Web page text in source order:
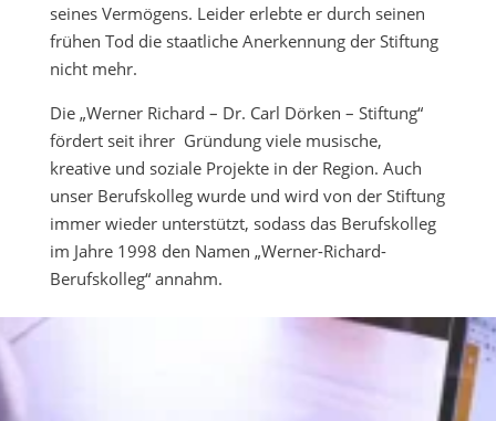
seines Vermögens. Leider erlebte er durch seinen
frühen Tod die staatliche Anerkennung der Stiftung
nicht mehr.
Die „Werner Richard – Dr. Carl Dörken – Stiftung“
fördert seit ihrer Gründung viele musische,
kreative und soziale Projekte in der Region. Auch
unser Berufskolleg wurde und wird von der Stiftung
immer wieder unterstützt, sodass das Berufskolleg
im Jahre 1998 den Namen „Werner-Richard-
Berufskolleg“ annahm.